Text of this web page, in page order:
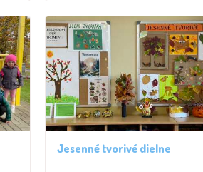
Jesenné tvorivé dielne